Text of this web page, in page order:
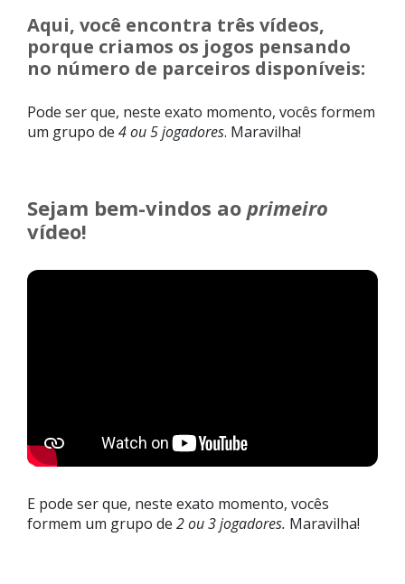
Aqui, você encontra três vídeos,
porque criamos os jogos pensando
no número de parceiros disponíveis:
Pode ser que, neste exato momento, vocês formem
um grupo de 4 ou 5 jogadores. Maravilha!
Sejam bem-vindos ao primeiro
vídeo!
E pode ser que, neste exato momento, vocês
formem um grupo de 2 ou 3 jogadores. Maravilha!